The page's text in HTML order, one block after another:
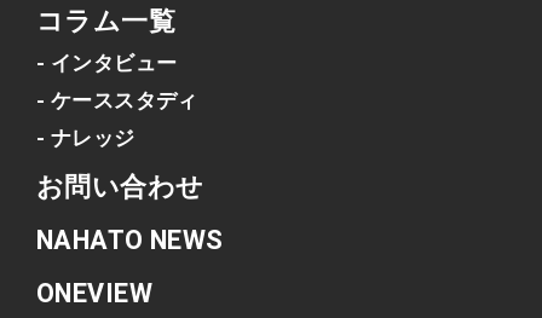
コラム一覧
- インタビュー
- ケーススタディ
- ナレッジ
お問い合わせ
NAHATO NEWS
ONEVIEW